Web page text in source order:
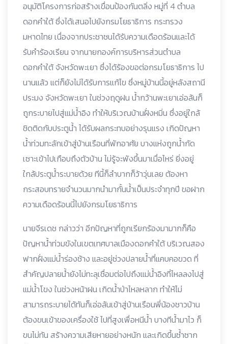
อนุมัติโครงการก่อสร้างเขื่อนป้องกันตลิ่ง หมู่ที่ 4 ตำบล
ดอกคำใต้ ซึ่งได้เสนอไปยังกรมโยธาธิการ กระทรวง
มหาดไทย เนื่องจากประชาชนได้รับความเดือดร้อนและได้
รับคำร้องเรียน จากนายกองค์การบริหารส่วนตำบล
ดอกคำใต้ จังหวัดพะเยา ซึ่งได้ร้องขอต่อกรมโยธาธิการ ไป
นานแล้ว แต่ก็ยังไม่ได้รับการแก้ไข ซึ่งหมู่บ้านนี้อยู่หลังสถานี
ประมง จังหวัดพะเยา ในช่วงฤดูฝน น้ำกว้านพะเยาเอ่อล้นก็
ถูกระบายไปสู่แม่น้ำอิง ทำให้บริเวณบ้านฝั่งหมิ่น ซึ่งอยู่ใกล้
ชิดติดกับประตูน้ำ ได้รับผลกระทบอย่างรุนแรง เกิดปัญหา
น้ำท่วมทะลักเข้าสู่บ้านเรือนที่พักอาศัย บางแห่งถูกน้ำกัด
เซาะเข้าไปเกือบถึงตัวบ้าน ไม่รู้จะพังขึ้นมาเมื่อไหร่ ยิ่งอยู่
ใกล้ประตูน้ำระบายด้วย ทีนี้ก็ลำบากก็ว้าวุ่นเลย ต้องหา
กระสอบทรายจำนวนมากนำมากั้นน้ำเป็นประจำทุกปี ขอฝาก
ความเดือดร้อนนี้ไปยังกรมโยธาธิการ
นายจีรเดช กล่าวว่า อีกปัญหาที่ถูกเรียกร้องมามากก็คือ
ปัญหาน้ำท่วมขังในเขตเทศบาลเมืองดอกคำใต้ บริเวณสอง
ฟากฝั่งแม่น้ำร่องช้าง และอยู่ช่วงปลายน้ำที่แคบคอขวด ที่
สำคัญปลายน้ำยังไม่ทะลุเชื่อมต่อไปถึงแม่น้ำอิงที่ไหลลงไปสู่
แม่น้ำโขง ในช่วงหน้าฝน เกิดน้ำป่าไหลหลาก ทำให้ไม่
สามารถระบายได้ทันก็เอ่อล้นเข้าสู่บ้านเรือนพี่น้องชาวบ้าน
ต้องขนเข้าของเครื่องใช้ ไปที่สูงเพื่อหนีน้ำ บางทีน้ำมาไว ก็
ขนไม่ทัน สร้างความเสียหายอย่างหนัก และเกิดขึ้นซ้ำซาก